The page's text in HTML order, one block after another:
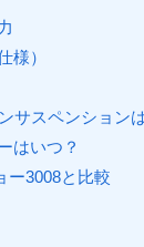
様）
サスペンション
はいつ？
ー3008と比較